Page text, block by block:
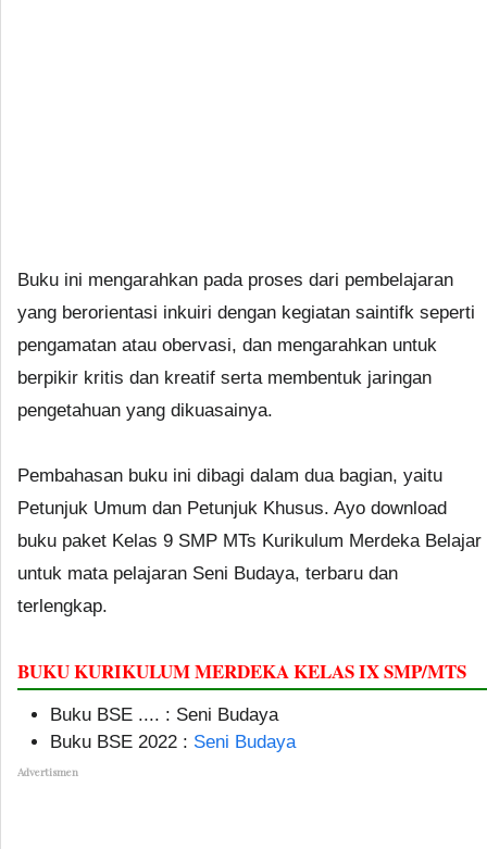
Buku ini mengarahkan pada proses dari pembelajaran
yang berorientasi inkuiri dengan kegiatan saintifk seperti
pengamatan atau obervasi, dan mengarahkan untuk
berpikir kritis dan kreatif serta membentuk jaringan
pengetahuan yang dikuasainya.
Pembahasan buku ini dibagi dalam dua bagian, yaitu
Petunjuk Umum dan Petunjuk Khusus. Ayo download
buku paket Kelas 9 SMP MTs Kurikulum Merdeka Belajar
untuk mata pelajaran Seni Budaya, terbaru dan
terlengkap.
BUKU KURIKULUM MERDEKA KELAS IX SMP/MTS
Buku BSE .... : Seni Budaya
Buku BSE 2022 : Seni Budaya
Advertismen